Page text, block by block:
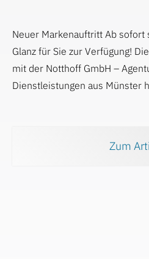
Neuer Markenauftritt Ab
Glanz für Sie zur Verfügung!
mit der Notthoff GmbH –
Dienstleistungen aus Münster
Zum